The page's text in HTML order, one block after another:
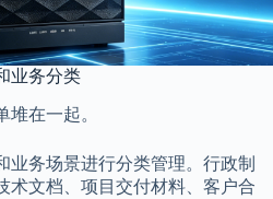
业务分类
在一起。
业务场景进行分类管理。行政制
术文档、项目交付材料、客户合